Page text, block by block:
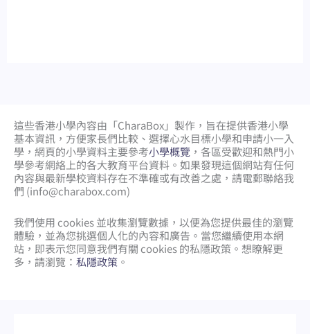
這些香港小學內容由「CharaBox」製作，旨在提供香港小學
基本資訊，方便家長們比較、 選擇心水目標小學和申請小一入
學，網頁的小學資料主要參考小學概覽 ，各區受歡迎和熱門小
學參考網絡上的各大教育平台資料。如果發現這個網站有任何
內容與最新學校資料存在不準確或有改善之處，請電郵聯絡我
們 (info@charabox.com)
我們使用 cookies 並收集瀏覽數據，以便為您提供最佳的瀏覽
體驗，並為您挑選個人化的內容和廣告。當您繼續使用本網
站，即表示您同意我們有關 cookies 的私隱政策。想瞭解更
多，請瀏覽： 私隱政策 。